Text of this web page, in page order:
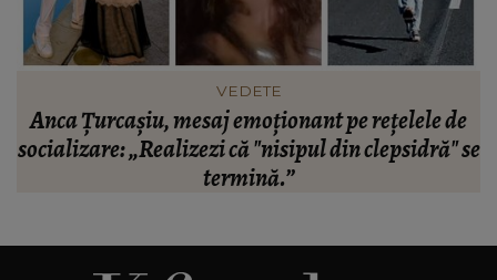
VEDETE
Anca Țurcașiu, mesaj emoționant pe rețelele de
socializare: „Realizezi că "nisipul din clepsidră" se
termină.”